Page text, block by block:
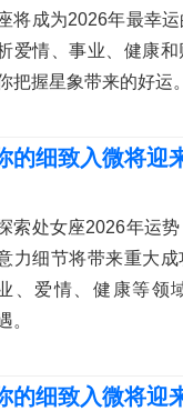
将成为2026年最幸
爱情、事业、健康
把握星象带来的好运。
的细致入微将迎
索处女座2026年运
力细节将带来重大
、爱情、健康等领
。
的细致入微将迎